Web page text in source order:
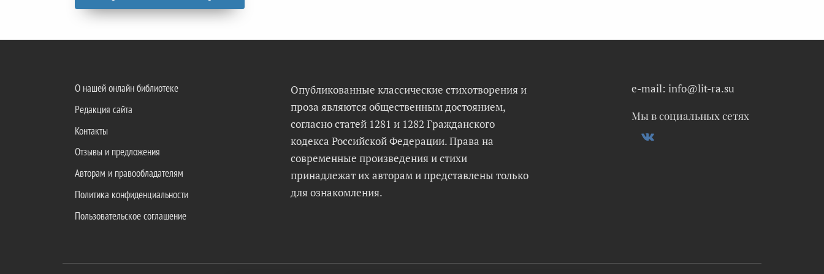
О нашей онлайн библиотеке
Редакция сайта
Контакты
Отзывы и предложения
Авторам и правообладателям
Политика конфиденциальности
Пользовательское соглашение
Опубликованные классические стихотворения и
проза являются общественным достоянием,
согласно статей 1281 и 1282 Гражданского
кодекса Российской Федерации. Права на
современные произведения и стихи
принадлежат их авторам и представлены только
для ознакомления.
e-mail: info@lit-ra.su
Мы в социальных сетях